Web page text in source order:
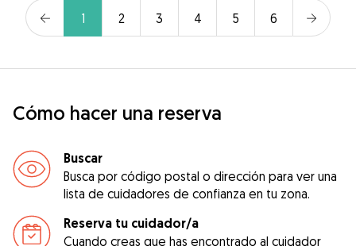
1 2 3 4 5 6
Cómo hacer una reserva
Buscar
Busca por código postal o dirección para ver una
lista de cuidadores de confianza en tu zona.
Reserva tu cuidador/a
Cuando creas que has encontrado al cuidador